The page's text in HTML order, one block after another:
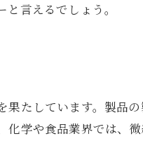
言えるでしょう。
たしています。製品
学や食品業界では、